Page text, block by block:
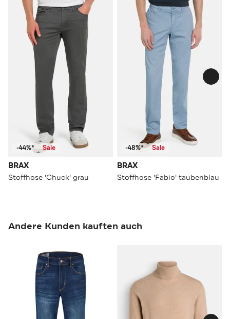
-44%* Sale
BRAX
Stoffhose 'Chuck' grau
-48%* Sale
BRAX
Stoffhose 'Fabio' taubenblau
Andere Kunden kauften auch